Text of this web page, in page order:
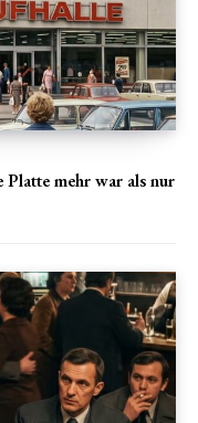
mehr war als nur